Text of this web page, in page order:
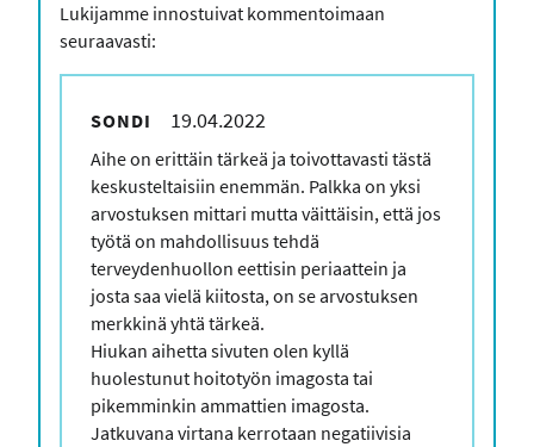
Lukijamme innostuivat kommentoimaan
seuraavasti:
SONDI 19.04.2022
Kommenttisi
Aihe on erittäin tärkeä ja toivottavasti tästä
keskusteltaisiin enemmän. Palkka on yksi
arvostuksen mittari mutta väittäisin, että jos
työtä on mahdollisuus tehdä
terveydenhuollon eettisin periaattein ja
josta saa vielä kiitosta, on se arvostuksen
merkkinä yhtä tärkeä.
Hiukan aihetta sivuten olen kyllä
huolestunut hoitotyön imagosta tai
pikemminkin ammattien imagosta.
Jatkuvana virtana kerrotaan negatiivisia